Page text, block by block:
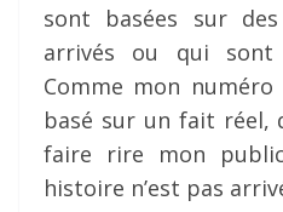
sont basées sur
arrivés ou qui sont
Comme mon
basé sur un fait réel,
faire rire mon
histoire n’est pas